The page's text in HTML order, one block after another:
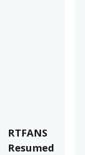
RTFANS
Resumed